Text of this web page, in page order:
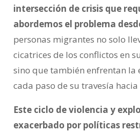
intersección de crisis que
abordemos el problema
personas migrantes no solo
cicatrices de los conflictos en
sino que también enfrentan la
cada paso de su travesía
Este ciclo de violencia y
exacerbado por políticas